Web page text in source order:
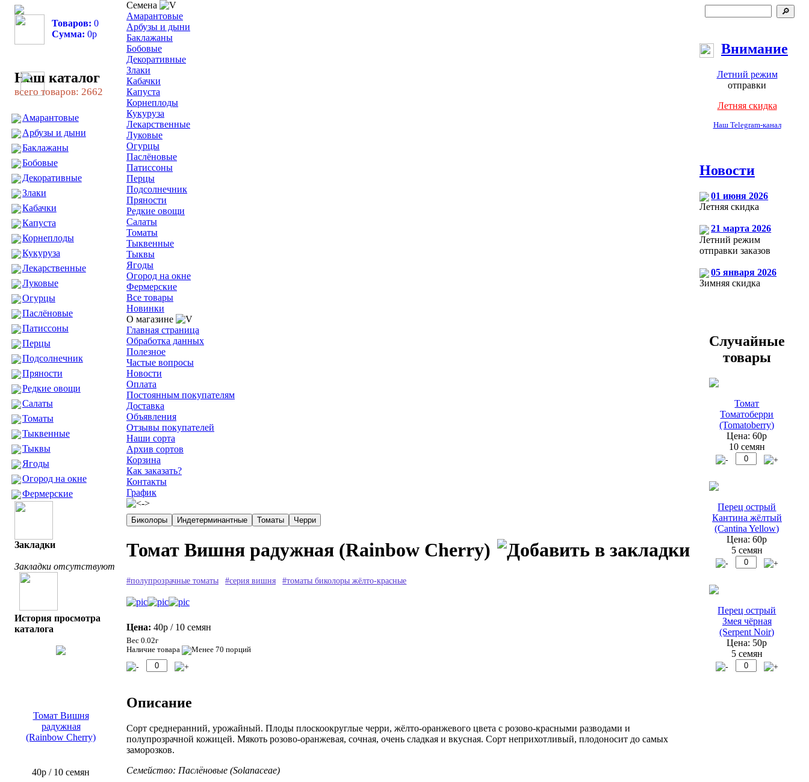
Товаров: 0
Сумма: 0р
Наш каталог
всего товаров: 2662
Амарантовые
Арбузы и дыни
Баклажаны
Бобовые
Декоративные
Злаки
Кабачки
Капуста
Корнеплоды
Кукуруза
Лекарственные
Луковые
Огурцы
Паслёновые
Патиссоны
Перцы
Подсолнечник
Пряности
Редкие овощи
Салаты
Томаты
Тыквенные
Тыквы
Ягоды
Огород на окне
Фермерские
Закладки
Закладки отсутствуют
История просмотра
каталога
Томат Вишня
радужная
(Rainbow Cherry)
40р / 10 семян
Семена
Амарантовые
Арбузы и дыни
Баклажаны
Бобовые
Декоративные
Злаки
Кабачки
Капуста
Корнеплоды
Кукуруза
Лекарственные
Луковые
Огурцы
Паслёновые
Патиссоны
Перцы
Подсолнечник
Пряности
Редкие овощи
Салаты
Томаты
Тыквенные
Тыквы
Ягоды
Огород на окне
Фермерские
Все товары
Новинки
О магазине
Главная страница
Обработка данных
Полезное
Частые вопросы
Новости
Оплата
Постоянным покупателям
Доставка
Объявления
Отзывы покупателей
Наши сорта
Архив сортов
Корзина
Как заказать?
Контакты
График
Томат Вишня радужная (Rainbow Cherry)
#полупрозрачные томаты #серия вишня #томаты биколоры жёлто-красные
Цена: 40р / 10 семян
Вес 0.02г
Наличие товара
Описание
Сорт среднеранний, урожайный. Плоды плоскоокруглые черри, жёлто-оранжевого цвета с розово-красными разводами и
полупрозрачной кожицей. Мякоть розово-оранжевая, сочная, очень сладкая и вкусная. Сорт неприхотливый, плодоносит до самых
заморозков.
Семейство: Паслёновые (Solanaceae)
Внимание
Летний режим
отправки
Летняя скидка
Наш Telegram-канал
Новости
01 июня 2026
Летняя скидка
21 марта 2026
Летний режим
отправки заказов
05 января 2026
Зимняя скидка
Случайные
товары
Томат
Томатоберри
(Tomatoberry)
Цена: 60р
10 семян
Перец острый
Кантина жёлтый
(Cantina Yellow)
Цена: 60р
5 семян
Перец острый
Змея чёрная
(Serpent Noir)
Цена: 50р
5 семян